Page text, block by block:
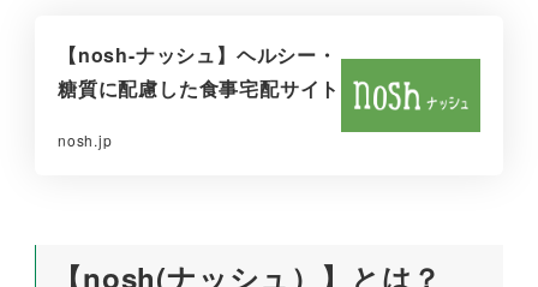
【nosh-ナッシュ】ヘルシー・
糖質に配慮した食事宅配サイト
nosh.jp
【nosh(ナッシュ）】とは？